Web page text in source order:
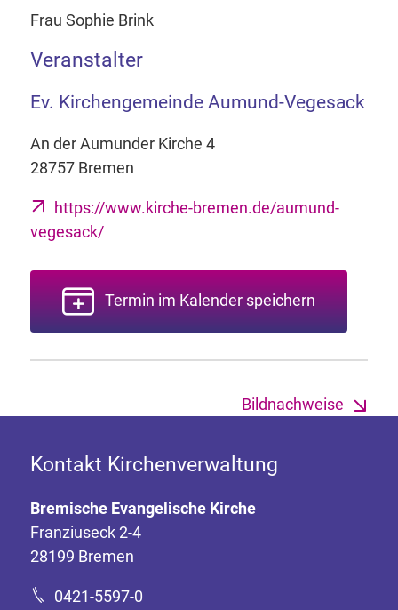
Frau Sophie Brink
Veranstalter
Ev. Kirchengemeinde Aumund-Vegesack
An der Aumunder Kirche 4
28757 Bremen
https://www.kirche-bremen.de/aumund-
vegesack/
Termin im Kalender speichern
Bildnachweise
Kontakt Kirchenverwaltung
Bremische Evangelische Kirche
Franziuseck 2-4
28199 Bremen
0421-5597-0